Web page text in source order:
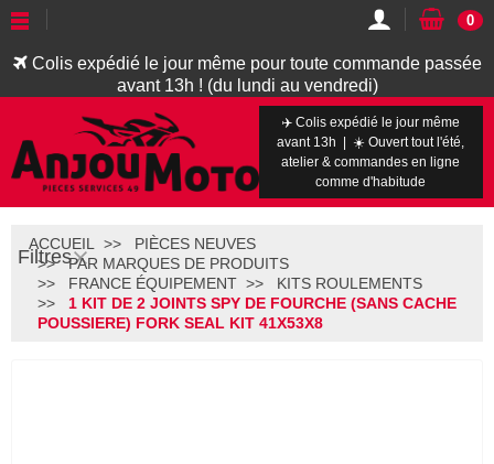
Colis expédié le jour même pour toute commande passée
avant 13h ! (du lundi au vendredi)
0
✈️ Colis expédié le jour même
avant 13h | ☀️ Ouvert tout l'été,
atelier & commandes en ligne
comme d'habitude
Filtres
ACCUEIL
PIÈCES NEUVES
PAR MARQUES DE PRODUITS
FRANCE ÉQUIPEMENT
KITS ROULEMENTS
1 KIT DE 2 JOINTS SPY DE FOURCHE (SANS CACHE
POUSSIERE) FORK SEAL KIT 41X53X8